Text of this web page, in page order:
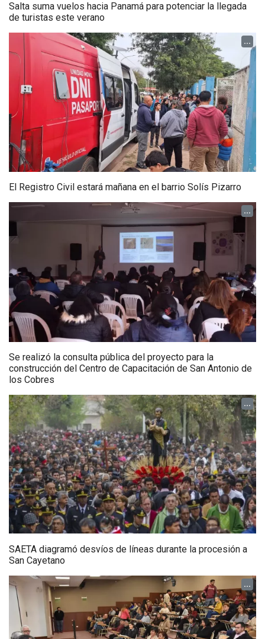
Salta suma vuelos hacia Panamá para potenciar la llegada
de turistas este verano
...
El Registro Civil estará mañana en el barrio Solís Pizarro
...
Se realizó la consulta pública del proyecto para la
construcción del Centro de Capacitación de San Antonio de
los Cobres
...
SAETA diagramó desvíos de líneas durante la procesión a
San Cayetano
...